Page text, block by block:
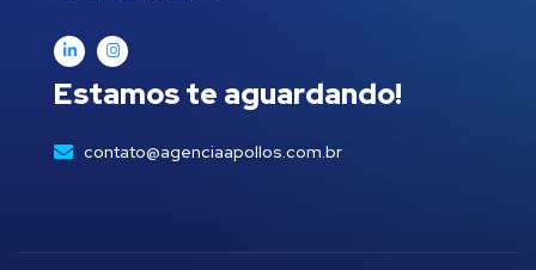
Estamos te aguardando!
contato@agenciaapollos.com.br